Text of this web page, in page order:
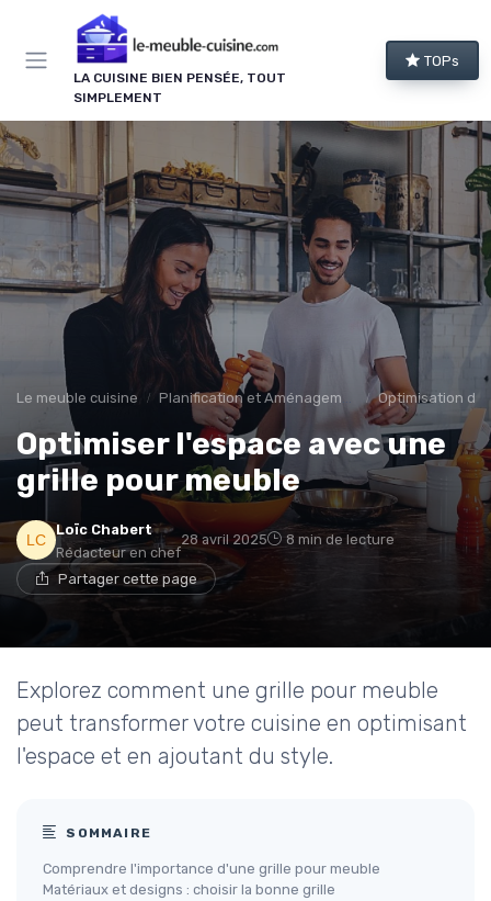
LA CUISINE BIEN PENSÉE, TOUT
SIMPLEMENT
TOPs
Le meuble cuisine Planification et Aménagement Optimisation de
Optimiser l'espace avec une
grille pour meuble
Loïc Chabert
Rédacteur en chef
28 avril 2025 8 min de lecture
Partager cette page
Explorez comment une grille pour meuble
peut transformer votre cuisine en optimisant
l'espace et en ajoutant du style.
SOMMAIRE
Comprendre l'importance d'une grille pour meuble
Matériaux et designs : choisir la bonne grille
Panneau de gestion des cookies